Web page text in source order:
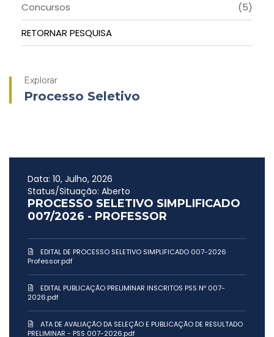
Concursos
(5)
RETORNAR PESQUISA
Explorar
Processo Seletivo
Data: 10, Julho, 2026
Status/Situação: Aberto
PROCESSO SELETIVO SIMPLIFICADO
007/2026 - PROFESSOR
EDITAL DE PROCESSO SELETIVO SIMPLIFICADO 007-2026
Professor.pdf
EDITAL PUBLICAÇÃO PRELIMINAR INSCRITOS PSS Nº 007-
2026.pdf
ATA DE AVALIAÇÃO DA SELEÇÃO E PUBLICAÇÃO DE RESULTADO
PRELIMINAR - PSS 007-2026.pdf